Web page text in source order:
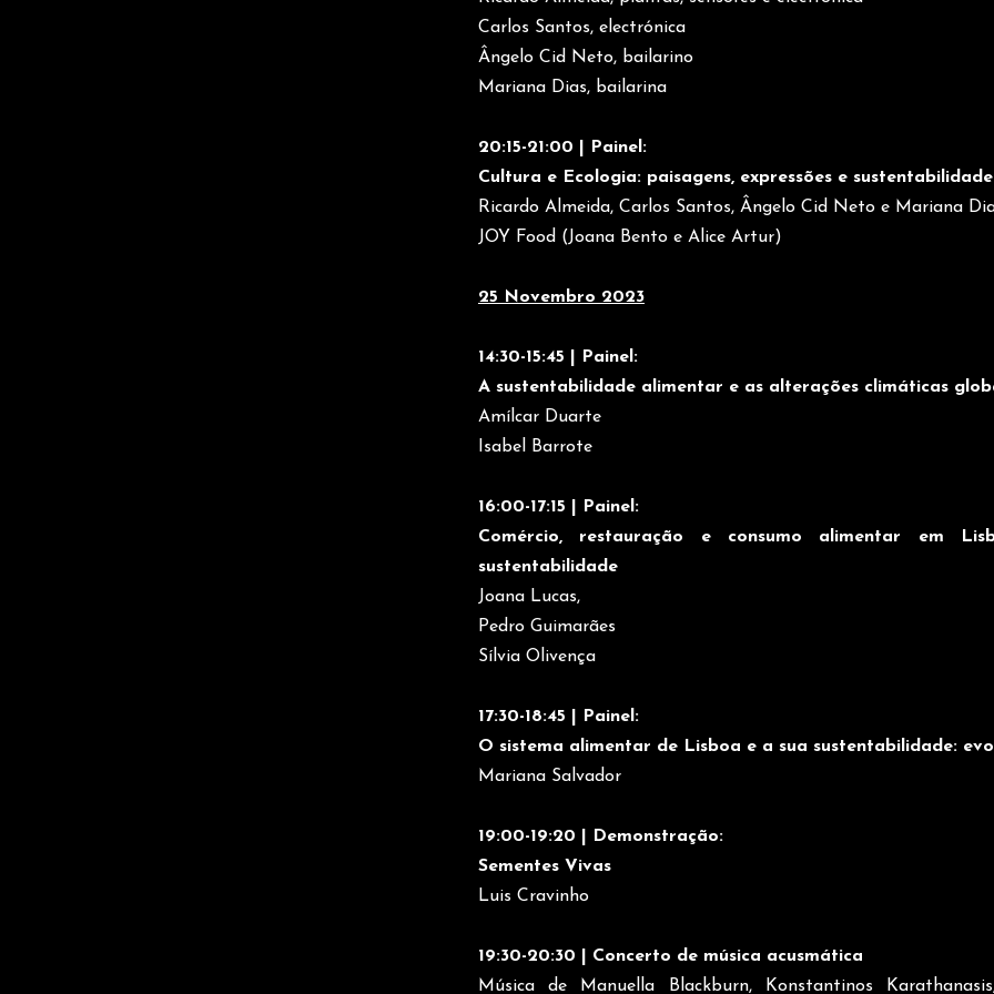
Carlos Santos, electrónica
Ângelo Cid Neto, bailarino
Mariana Dias, bailarina
20:15-21:00 |
Painel:
Cultura e Ecologia: paisagens, expressões e sustentabilidade
Ricardo Almeida, Carlos Santos, Ângelo Cid Neto e Mariana
JOY Food (Joana Bento e Alice Artur)
25 Novembro 2023
14:30-15:45 | Painel:
A sustentabilidade alimentar e as alterações climáticas
Amílcar Duarte
Isabel Barrote
16:00-17:15 | Painel:
Comércio, restauração e consumo alimentar em
sustentabilidade
Joana Lucas,
Pedro Guimarães
Sílvia Olivença
17:30-18:45 | Painel:
O sistema alimentar de Lisboa e a sua sustentabilidade:
Mariana Salvador
19:00-19:20 | Demonstração:
Sementes Vivas
Luis Cravinho
19:30-20:30 | Concerto de música acusmática
Música de Manuella Blackburn, Konstantinos